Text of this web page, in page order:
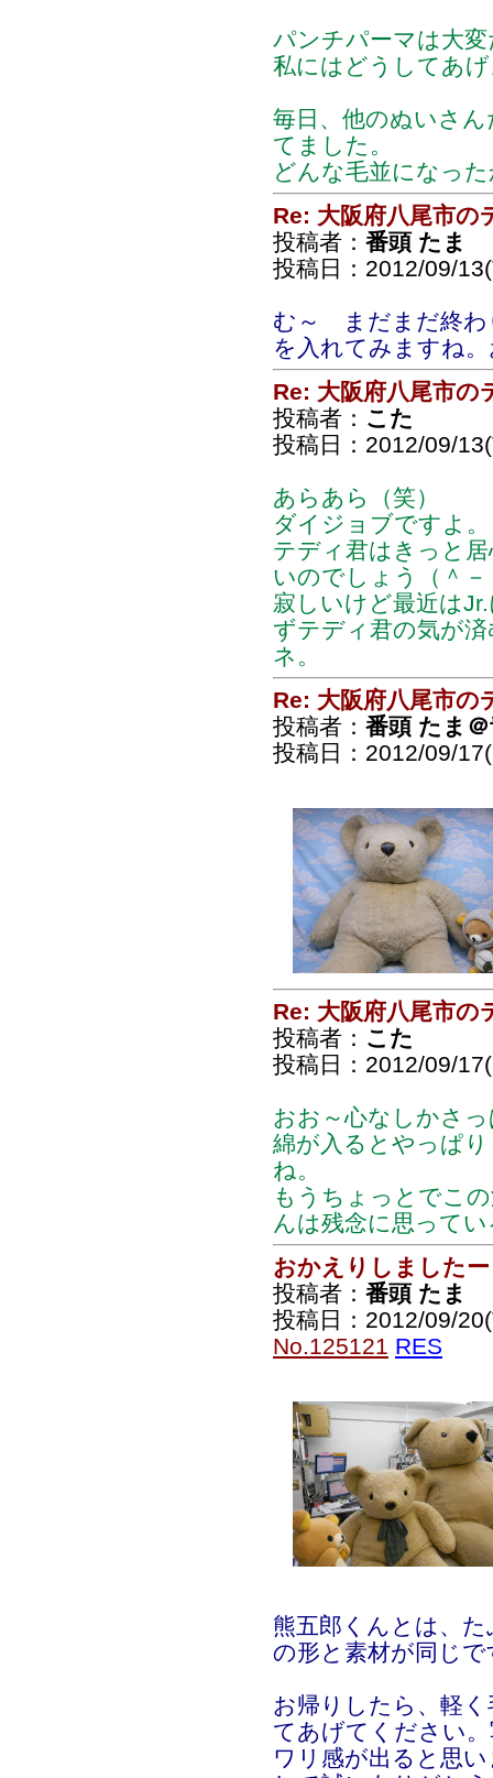
パンチパーマは大
私にはどうしてあ
毎日、他のぬいさ
てました。
どんな毛並になっ
Re: 大阪府八尾市の
投稿者： 番頭 たま
投稿日：2012/09/
む～ まだまだ終わ
を入れてみますね
Re: 大阪府八尾市の
投稿者： こた
投稿日：2012/09/
あらあら（笑）
ダイジョブですよ。
テディ君はきっと
いのでしょう（＾－
寂しいけど最近は
ずテディ君の気が
ネ。
Re: 大阪府八尾市の
投稿者： 番頭 たま
投稿日：2012/09/
Re: 大阪府八尾市の
投稿者： こた
投稿日：2012/09/
おお～心なしかさ
綿が入るとやっぱ
ね。
もうちょっとでこ
んは残念に思って
おかえりしましたー
投稿者： 番頭 たま
投稿日：2012/09/
No.125121 RES
熊五郎くんとは、
の形と素材が同じで
お帰りしたら、軽
てあげてください
ワリ感が出ると思